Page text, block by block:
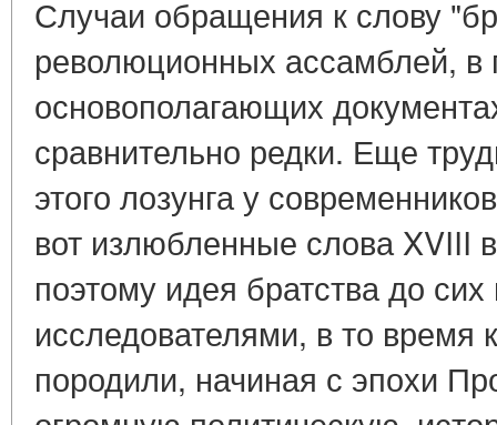
Случаи обращения к слову
революционных ассамблей, в
основополагающих
сравнительно редки. Еще
этого лозунга у
вот излюбленные слова XVIII
поэтому идея братства до
исследователями, в то время
породили, начиная с эпохи